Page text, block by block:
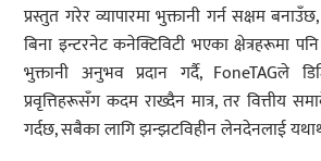
प्रस्तुत गरेर व्यापारमा भुक्तानी गर्न सक्षम
बिना इन्टरनेट कनेक्टिविटी भएका क्षेत्रहरूमा
भुक्तानी अनुभव प्रदान गर्दै, FoneTAGले
प्रवृत्तिहरूसँग कदम राख्दैन मात्र, तर वित्तीय
गर्दछ, सबैका लागि झन्झटविहीन लेनदेनलाई